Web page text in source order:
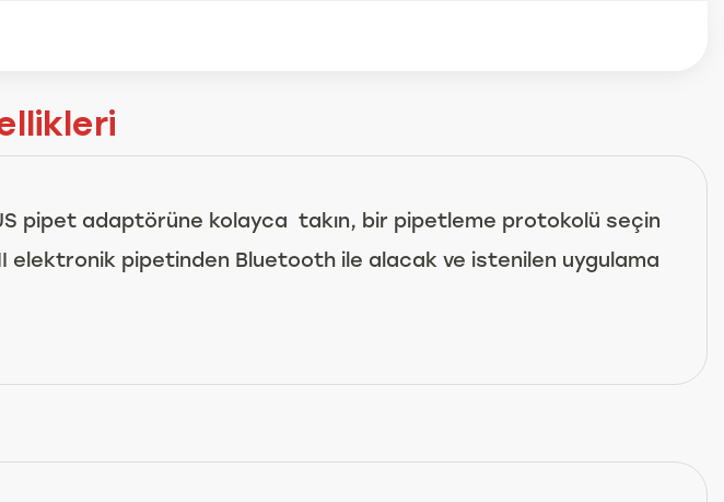
pipet adaptörüne kolayca takın, bir pipetleme protokolü seçin
II elektronik pipetinden Bluetooth ile alacak ve istenilen uygulama